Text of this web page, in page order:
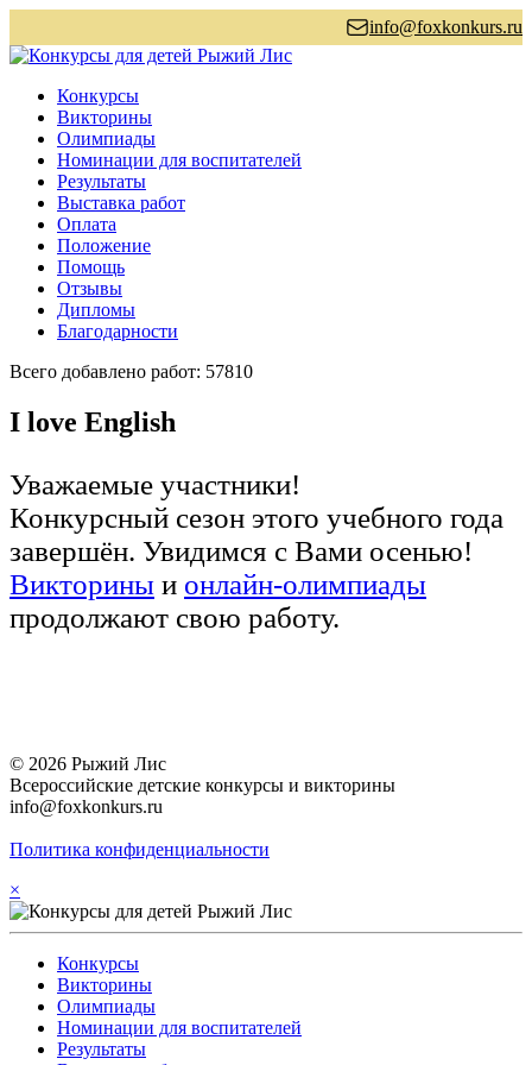
info@foxkonkurs.ru
Конкурсы
Викторины
Олимпиады
Номинации для воспитателей
Результаты
Выставка работ
Оплата
Положение
Помощь
Отзывы
Дипломы
Благодарности
Всего добавлено работ: 57810
I love English
Уважаемые участники!
Конкурсный сезон этого учебного года
завершён. Увидимся с Вами осенью!
Викторины и онлайн-олимпиады
продолжают свою работу.
© 2026 Рыжий Лис
Всероссийские детские конкурсы и викторины
info@foxkonkurs.ru
Политика конфиденциальности
×
Конкурсы
Викторины
Олимпиады
Номинации для воспитателей
Результаты